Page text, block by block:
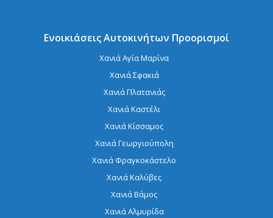
Ενοικιάσεις Αυτοκινήτων Προορισμοί
Χανιά Αγία Μαρίνα
Χανιά Σφακιά
Χανιά Πλατανιάς
Χανιά Καστέλι
Χανιά Κίσσαμος
Χανιά Γεωργιούπολη
Χανιά Φραγκοκάστελο
Χανιά Καλύβες
Χανιά Βάμος
Χανιά Αλμυρίδα